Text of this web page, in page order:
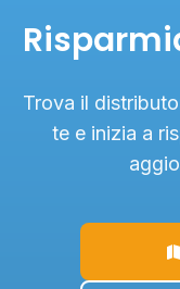
Trova il
te e inizia a